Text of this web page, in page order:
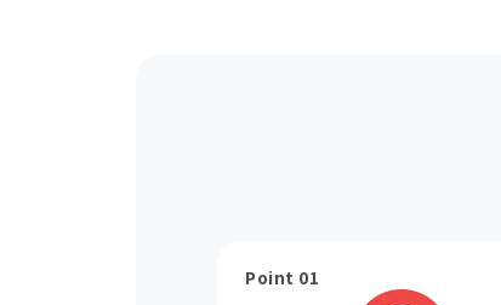
Point 01